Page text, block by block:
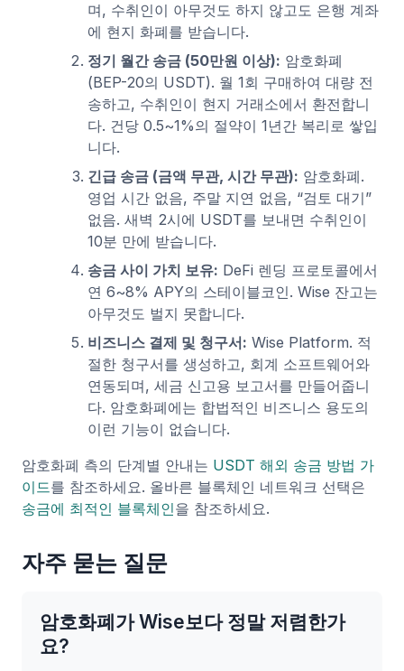
며, 수취인이 아무것도 하지 않고도 은행 계좌
에 현지 화폐를 받습니다.
정기 월간 송금 (50만원 이상): 암호화폐
(BEP-20의 USDT). 월 1회 구매하여 대량 전
송하고, 수취인이 현지 거래소에서 환전합니
다. 건당 0.5~1%의 절약이 1년간 복리로 쌓입
니다.
긴급 송금 (금액 무관, 시간 무관): 암호화폐.
영업 시간 없음, 주말 지연 없음, “검토 대기”
없음. 새벽 2시에 USDT를 보내면 수취인이
10분 만에 받습니다.
송금 사이 가치 보유: DeFi 렌딩 프로토콜에서
연 6~8% APY의 스테이블코인. Wise 잔고는
아무것도 벌지 못합니다.
비즈니스 결제 및 청구서: Wise Platform. 적
절한 청구서를 생성하고, 회계 소프트웨어와
연동되며, 세금 신고용 보고서를 만들어줍니
다. 암호화폐에는 합법적인 비즈니스 용도의
이런 기능이 없습니다.
암호화폐 측의 단계별 안내는 USDT 해외 송금 방법 가
이드를 참조하세요. 올바른 블록체인 네트워크 선택은
송금에 최적인 블록체인을 참조하세요.
자주 묻는 질문
암호화폐가 Wise보다 정말 저렴한가
요?